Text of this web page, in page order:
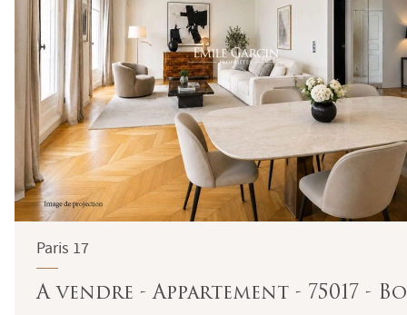
Paris 17
A vendre - Appartement - 75017 -